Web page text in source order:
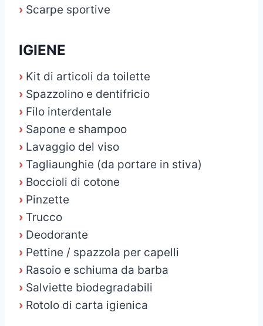
› Scarpe sportive
IGIENE
› Kit di articoli da toilette
› Spazzolino e dentifricio
› Filo interdentale
› Sapone e shampoo
› Lavaggio del viso
› Tagliaunghie (da portare in stiva)
› Boccioli di cotone
› Pinzette
› Trucco
› Deodorante
› Pettine / spazzola per capelli
› Rasoio e schiuma da barba
› Salviette biodegradabili
› Rotolo di carta igienica